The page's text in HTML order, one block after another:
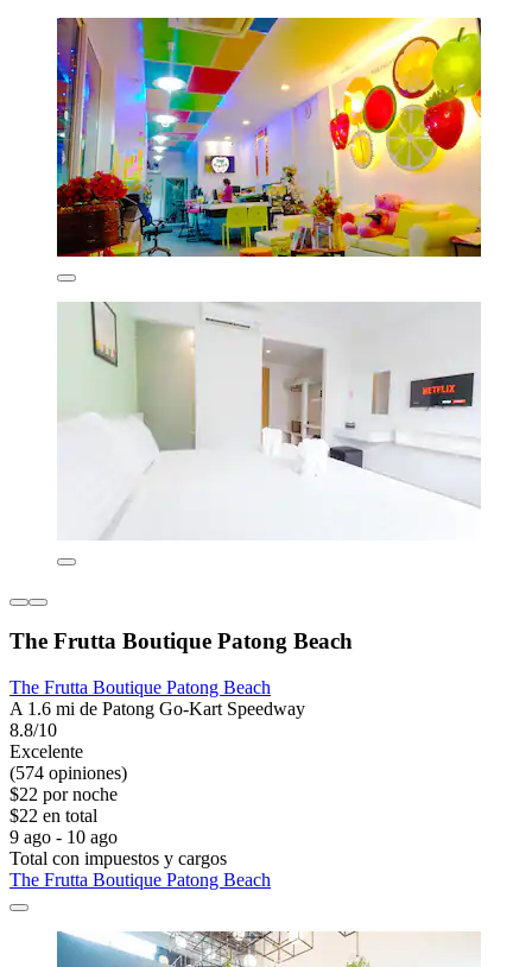
The Frutta Boutique Patong Beach
The Frutta Boutique Patong Beach
A 1.6 mi de Patong Go-Kart Speedway
8.8/10
Excelente
(574 opiniones)
$22 por noche
$22 en total
9 ago - 10 ago
Total con impuestos y cargos
The Frutta Boutique Patong Beach